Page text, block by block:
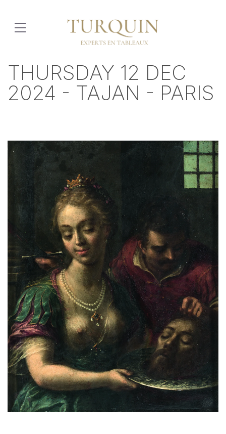
THURSDAY 12 DEC
2024 - TAJAN - PARIS